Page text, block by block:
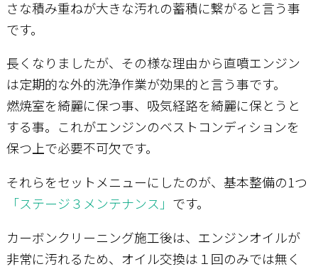
さな積み重ねが大きな汚れの蓄積に繋がると言う事
です。
長くなりましたが、その様な理由から直噴エンジン
は定期的な外的洗浄作業が効果的と言う事です。
燃焼室を綺麗に保つ事、吸気経路を綺麗に保とうと
する事。これがエンジンのベストコンディションを
保つ上で必要不可欠です。
それらをセットメニューにしたのが、基本整備の1つ
「ステージ３メンテナンス」 です。
カーボンクリーニング施工後は、エンジンオイルが
非常に汚れるため、オイル交換は１回のみでは無く